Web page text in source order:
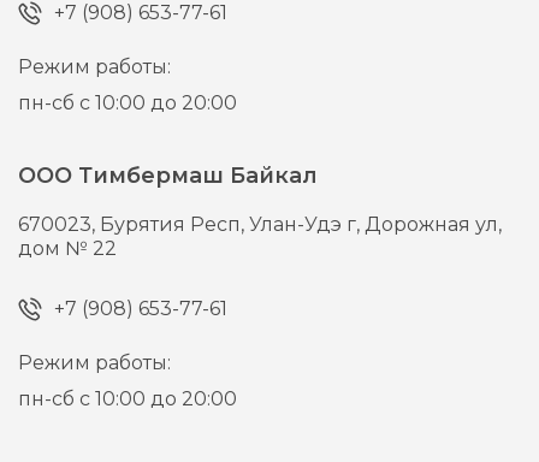
+7 (908) 653-77-61
Режим работы:
пн-сб с 10:00 до 20:00
ООО Тимбермаш Байкал
670023, Бурятия Респ, Улан-Удэ г,Дорожная ул,
дом № 22
+7 (908) 653-77-61
Режим работы:
пн-сб с 10:00 до 20:00